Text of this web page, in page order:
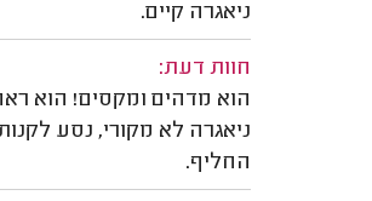
ניאגרה קיים.
חוות דעת:
הוא מדהים ומקסים! הוא
ניאגרה לא מקורי, נסע
החליף.